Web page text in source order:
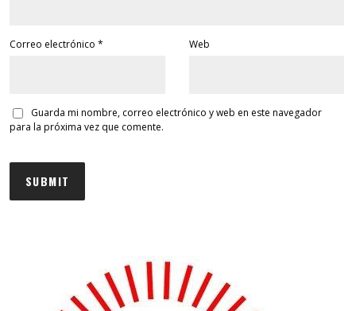
Correo electrónico * Web
Guarda mi nombre, correo electrónico y web en este navegador
para la próxima vez que comente.